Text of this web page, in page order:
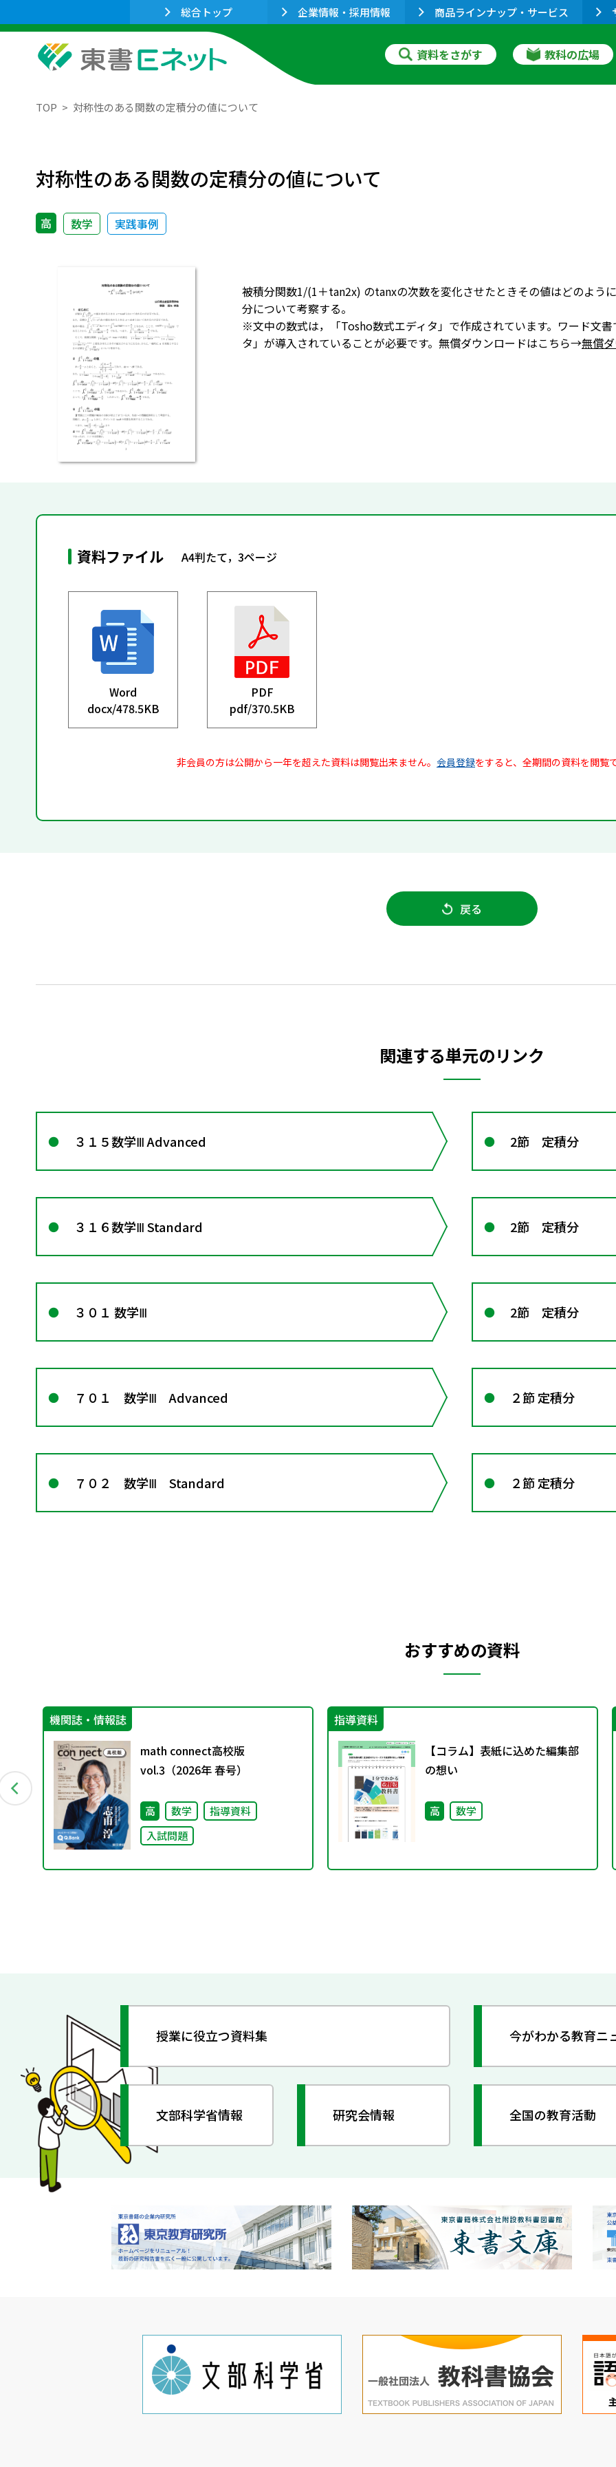
総合トップ 企業情報・採用情報 商品ラインナップ・サービス
資料をさがす 教科の広場
TOP 対称性のある関数の定積分の値について
対称性のある関数の定積分の値について
高 数学 実践事例
被積分関数1/(1＋tan2x) のtanxの次数を変化させたときその値はどのよ
分について考察する。
※文中の数式は，「Tosho数式エディタ」で作成されています。ワード文
タ」が導入されていることが必要です。無償ダウンロードはこちら→無償
資料ファイル A4判たて，3ページ
Word
docx/478.5KB
PDF
pdf/370.5KB
非会員の方は公開から一年を超えた資料は閲覧出来ません。 会員登録をすると、全期間の資料を閲覧
戻る
関連する単元のリンク
３１５数学Ⅲ Advanced 2節 定積分
３１６数学Ⅲ Standard 2節 定積分
３０１ 数学Ⅲ 2節 定積分
７０１ 数学Ⅲ Advanced ２節 定積分
７０２ 数学Ⅲ Standard ２節 定積分
おすすめの資料
機関誌・情報誌
math connect高校版
vol.3（2026年 春号）
高 数学
指導資料
入試問題
指導資料
【コラム】表紙に込めた編集部
の想い
高 数学
授業に役立つ資料集 今がわかる教育ニ
文部科学省情報 研究会情報 全国の教育活動